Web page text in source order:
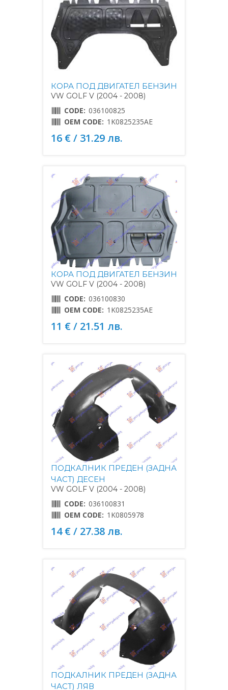
КОРА ПОД ДВИГАТЕЛ БЕНЗИН
VW GOLF V (2004 - 2008)
CODE: 036100825
OEM CODE: 1K0825235AE
16 € / 31.29 лв.
КОРА ПОД ДВИГАТЕЛ БЕНЗИН
VW GOLF V (2004 - 2008)
CODE: 036100830
OEM CODE: 1K0825235AE
11 € / 21.51 лв.
ПОДКАЛНИК ПРЕДЕН (ЗАДНА
ЧАСТ) ДЕСЕН
VW GOLF V (2004 - 2008)
CODE: 036100831
OEM CODE: 1K0805978
14 € / 27.38 лв.
ПОДКАЛНИК ПРЕДЕН (ЗАДНА
ЧАСТ) ЛЯВ